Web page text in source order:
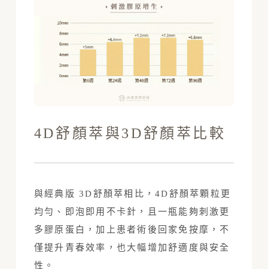
4D舒顏萃與3D舒顏萃比較
與經典版 3D舒顏萃相比，4D舒顏萃顆粒更
均勻、即泡即用不卡針，且一瓶能夠刺激更
多膠原蛋白，加上患者術後回家免按摩，不
僅提升青春效率，也大幅增加舒適度與安全
性。